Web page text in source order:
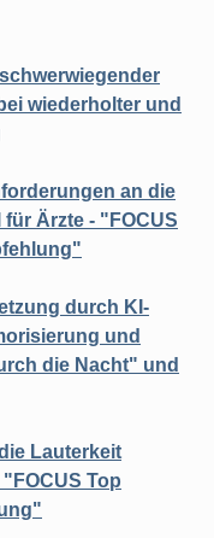
wiederholter und
an die
Ärzte - "FOCUS
durch KI-
und
die Nacht" und
Lauterkeit
Top